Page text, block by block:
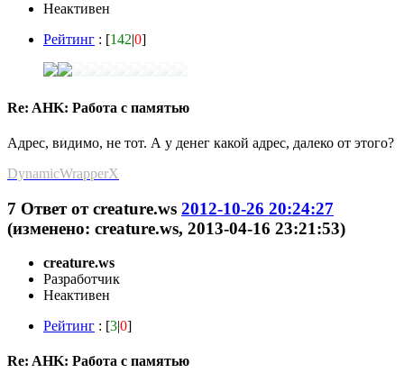
Неактивен
Рейтинг : [142|0]
Re: AHK: Работа с памятью
Адрес, видимо, не тот. А у денег какой адрес, далеко от этого?
DynamicWrapperX
7 Ответ отcreature.ws 2012-10-26 20:24:27
(изменено: creature.ws, 2013-04-16 23:21:53)
creature.ws
Разработчик
Неактивен
Рейтинг : [3|0]
Re: AHK: Работа с памятью